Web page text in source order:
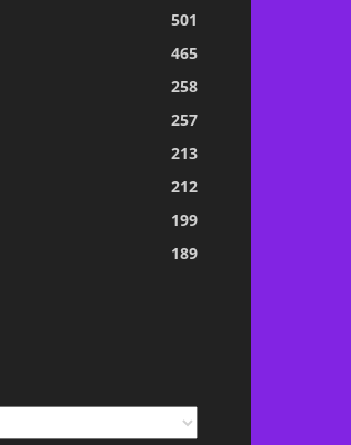
501
465
258
257
213
212
199
189